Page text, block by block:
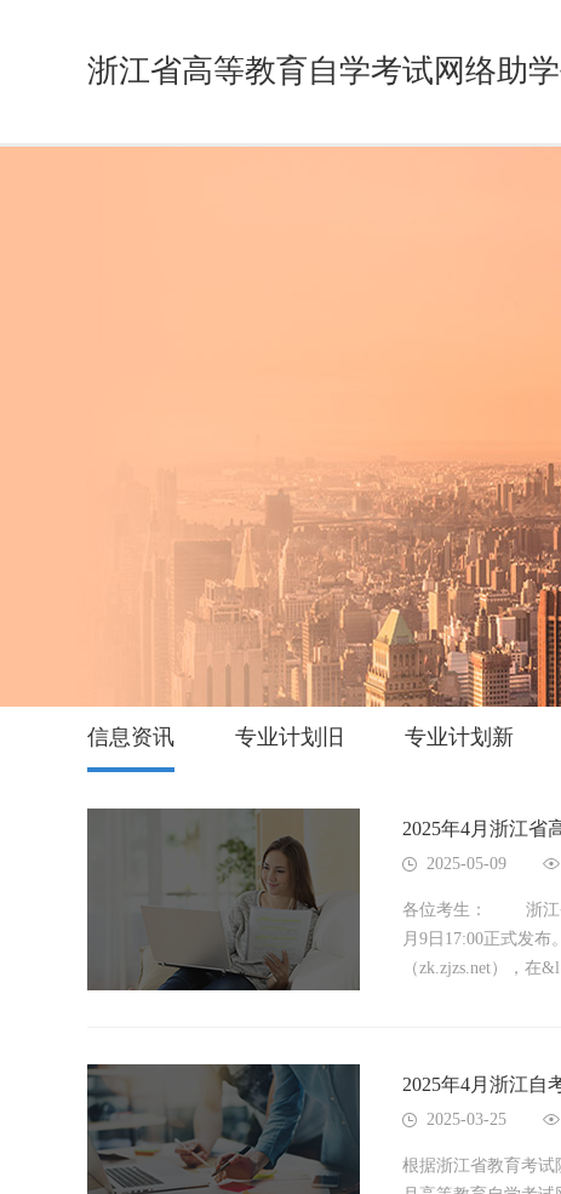
浙江省高等教育自学考试网络助
信息资讯 专业计划旧 专业计划新
2025年4月浙江省
2025-05-09
各位考生： 浙江省
月9日17:00正式发
（zk.zjzs.net），在
2025年4月浙江自
2025-03-25
根据浙江省教育考试